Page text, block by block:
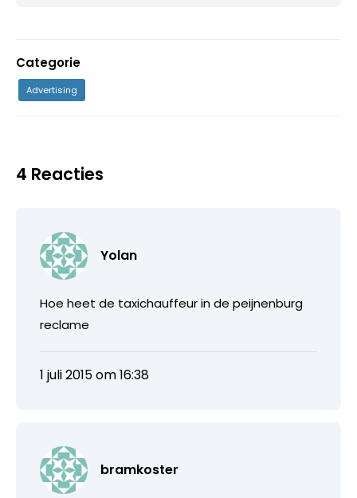
Categorie
Advertising
4 Reacties
Yolan
Hoe heet de taxichauffeur in de peijnenburg
reclame
1 juli 2015 om 16:38
bramkoster